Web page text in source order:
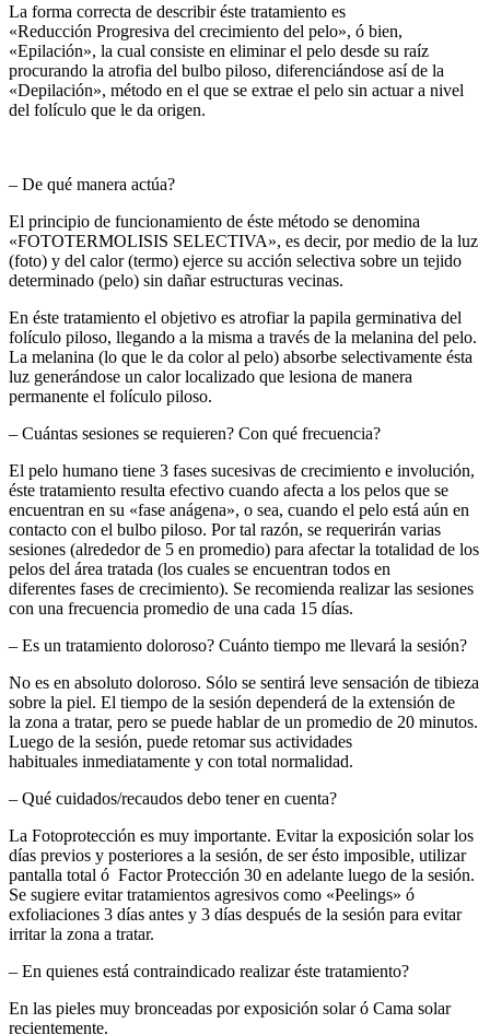
La forma correcta de describir éste tratamiento es
«Reducción Progresiva del crecimiento del pelo», ó bien,
«Epilación», la cual consiste en eliminar el pelo desde su raíz
procurando la atrofia del bulbo piloso, diferenciándose así de la
«Depilación», método en el que se extrae el pelo sin actuar a nivel
del folículo que le da origen.
– De qué manera actúa?
El principio de funcionamiento de éste método se denomina
«FOTOTERMOLISIS SELECTIVA», es decir, por medio de la luz
(foto) y del calor (termo) ejerce su acción selectiva sobre un tejido
determinado (pelo) sin dañar estructuras vecinas.
En éste tratamiento el objetivo es atrofiar la papila germinativa del
folículo piloso, llegando a la misma a través de la melanina del pelo.
La melanina (lo que le da color al pelo) absorbe selectivamente ésta
luz generándose un calor localizado que lesiona de manera
permanente el folículo piloso.
– Cuántas sesiones se requieren? Con qué frecuencia?
El pelo humano tiene 3 fases sucesivas de crecimiento e involución,
éste tratamiento resulta efectivo cuando afecta a los pelos que se
encuentran en su «fase anágena», o sea, cuando el pelo está aún en
contacto con el bulbo piloso. Por tal razón, se requerirán varias
sesiones (alrededor de 5 en promedio) para afectar la totalidad de los
pelos del área tratada (los cuales se encuentran todos en
diferentes fases de crecimiento). Se recomienda realizar las sesiones
con una frecuencia promedio de una cada 15 días.
– Es un tratamiento doloroso? Cuánto tiempo me llevará la sesión?
No es en absoluto doloroso. Sólo se sentirá leve sensación de tibieza
sobre la piel. El tiempo de la sesión dependerá de la extensión de
la zona a tratar, pero se puede hablar de un promedio de 20 minutos.
Luego de la sesión, puede retomar sus actividades
habituales inmediatamente y con total normalidad.
– Qué cuidados/recaudos debo tener en cuenta?
La Fotoprotección es muy importante. Evitar la exposición solar los
días previos y posteriores a la sesión, de ser ésto imposible, utilizar
pantalla total ó Factor Protección 30 en adelante luego de la sesión.
Se sugiere evitar tratamientos agresivos como «Peelings» ó
exfoliaciones 3 días antes y 3 días después de la sesión para evitar
irritar la zona a tratar.
– En quienes está contraindicado realizar éste tratamiento?
En las pieles muy bronceadas por exposición solar ó Cama solar
recientemente.